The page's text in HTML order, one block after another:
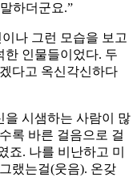
하더군요.”
나 그런 모습을 보고
한 인물들이었다. 두
다고 옥신각신하다
을 시샘하는 사람이 많
록 바른 걸음으로 걸
죠. 나를 비난하고 미
랬는걸(웃음). 온갖